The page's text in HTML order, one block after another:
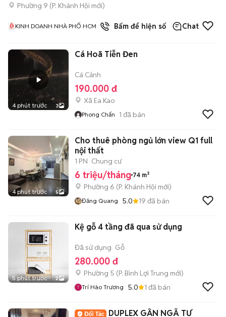
Phường 9 (P. Khánh Hội mới)
KINH DOANH NHÀ PHỐ HCM 1đã bánBấm để hiện số Chat
4 phút trước 3
Cá Hoã Tiễn Đen
Cá Cảnh
190.000 đ
Xã Ea Kao
Phong Chấn 1 đã bán
4 phút trước 5
Cho thuê phòng ngủ lớn view Q1 full
nội thất
1 PN Chung cư
6 triệu/tháng 74 m²
Phường 6 (P. Khánh Hội mới)
Đăng Quang 5.0 19 đã bán
5 phút trước 2
Kệ gỗ 4 tầng đã qua sử dụng
Đã sử dụng Gỗ
280.000 đ
Phường 5 (P. Bình Lợi Trung mới)
Trí Hào Trương 5.0 1 đã bán
DUPLEX GẦN NGÃ TƯ